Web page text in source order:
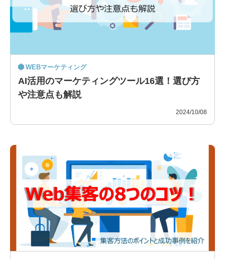
WEBマーケティング
AI活用のマーケティングツール16選！選び方
や注意点も解説
2024/10/08